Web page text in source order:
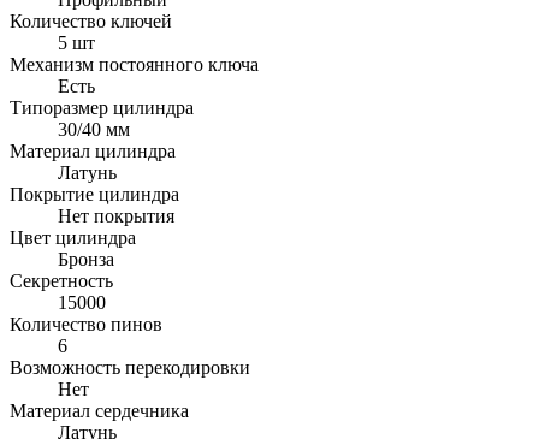
Количество ключей
5 шт
Механизм постоянного ключа
Есть
Типоразмер цилиндра
30/40 мм
Материал цилиндра
Латунь
Покрытие цилиндра
Нет покрытия
Цвет цилиндра
Бронза
Секретность
15000
Количество пинов
6
Возможность перекодировки
Нет
Материал сердечника
Латунь